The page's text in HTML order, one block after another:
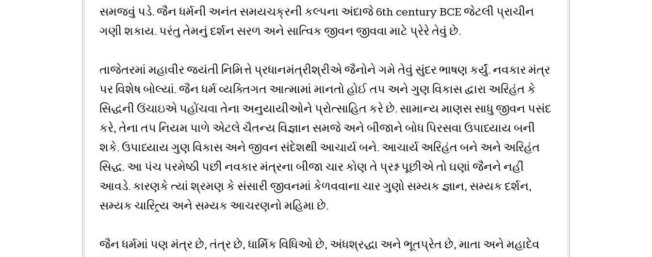
સમજવું પડે. જૈન ધર્મની અનંત સમયચક્રની કલ્પના અંદાજે 6th century BCE જેટલી પ્રાચીન
ગણી શકાય. પરંતુ તેમનું દર્શન સરળ અને સાત્વિક જીવન જીવવા માટે પ્રેરે તેવું છે.
તાજેતરમાં મહાવીર જયંતી નિમિત્તે પ્રધાનમંત્રીશ્રીએ જૈનોને ગમે તેવું સુંદર ભાષણ કર્યું. નવકાર મંત્ર
પર વિશેષ બોલ્યાં. જૈન ધર્મ વ્યક્તિગત આત્મામાં માનતો હોઈ તપ અને ગુણ વિકાસ દ્વારા અરિહંત કે
સિદ્ધની ઉંચાઇએ પહોંચવા તેના અનુયાયીઓને પ્રોત્સાહિત કરે છે. સામાન્ય માણસ સાધુ જીવન પસંદ
કરે, તેના તપ નિયમ પાળે એટલે ચૈતન્ય વિજ્ઞાન સમજે અને બીજાને બોધ પિરસવા ઉપાધ્યાય બની
શકે. ઉપાધ્યાય ગુણ વિકાસ અને જીવન સંદેશથી આચાર્ય બને. આચાર્ય અરિહંત બને અને અરિહંત
સિદ્ધ. આ પંચ પરમેષ્ઠી પછી નવકાર મંત્રના બીજા ચાર કોણ તે પ્રશ્ન પૂછીએ તો ઘણાં જૈનને નહીં
આવડે. કારણકે ત્યાં શ્રમણ કે સંસારી જીવનમાં કેળવવાના ચાર ગુણો સમ્યક જ્ઞાન, સમ્યક દર્શન,
સમ્યક ચારિત્ર્ય અને સમ્યક આચરણનો મહિમા છે.
જૈન ધર્મમાં પણ મંત્ર છે, તંત્ર છે, ધાર્મિક વિધિઓ છે, અંધશ્રદ્ધા અને ભૂતપ્રેત છે, માતા અને મહાદેવ